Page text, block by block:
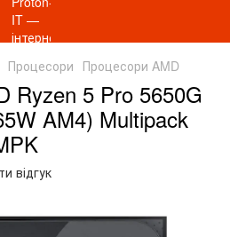
Процесори Процесори AMD
Ryzen 5 Pro 5650G
AM4) Multipack
відгук